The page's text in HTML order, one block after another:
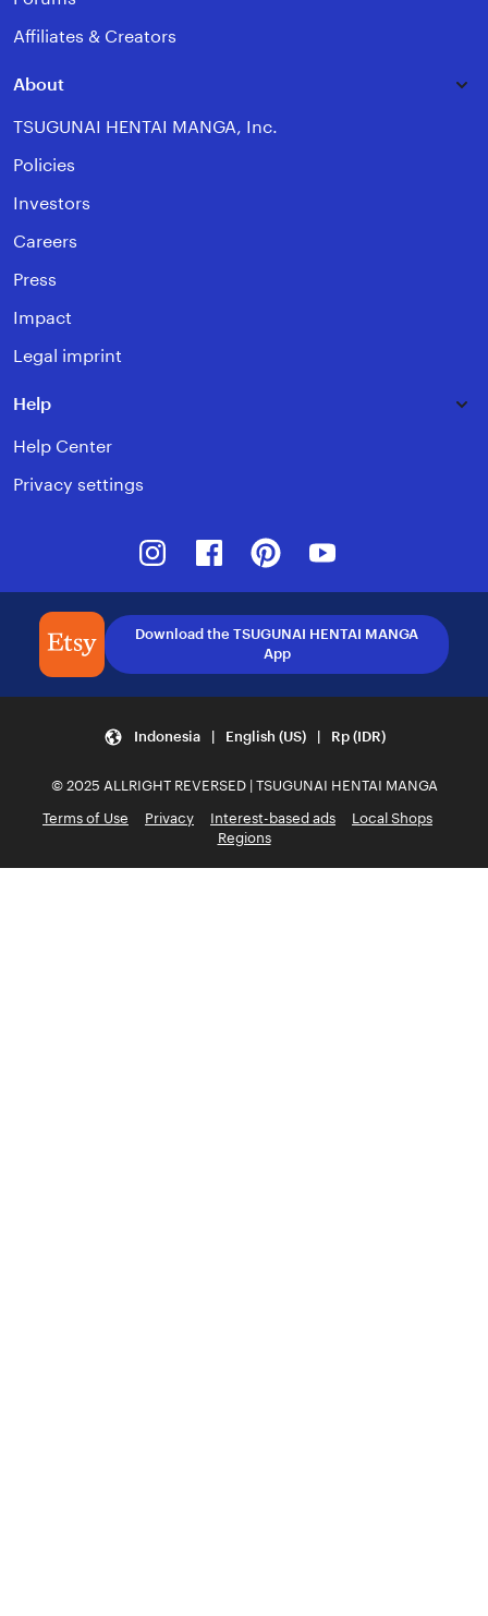
Affiliates & Creators
About
TSUGUNAI HENTAI MANGA, Inc.
Policies
Investors
Careers
Press
Impact
Legal imprint
Help
Help Center
Privacy settings
InstagramFacebookPinterest
Download the TSUGUNAI HENTAI MANGA
App
Indonesia | English (US) | Rp (IDR)
© 2025 ALLRIGHT REVERSED | TSUGUNAI HENTAI MANGA
Terms of Use
Privacy Interest-based ads
Local Shops
Regions